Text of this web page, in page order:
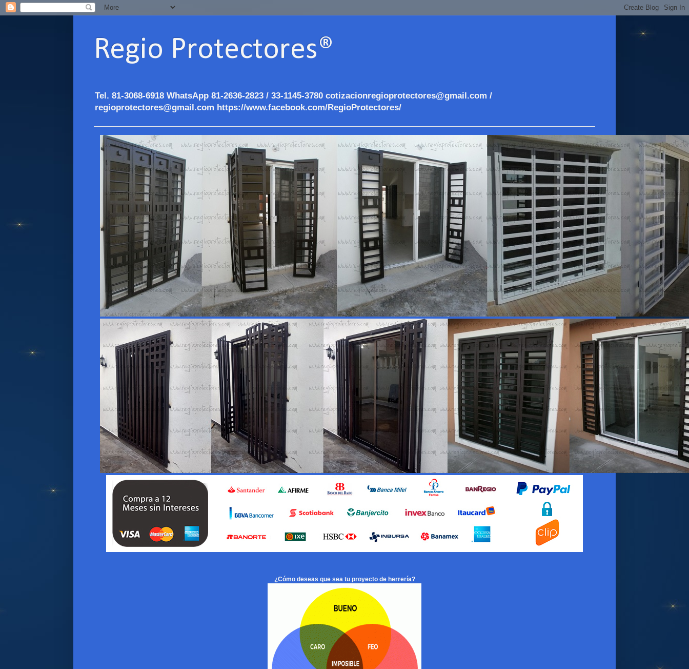
Regio Protectores®
Tel. 81-3068-6918 WhatsApp 81-2636-2823 / 33-1145-3780 cotizacionregioprotectores@gmail.com /
regioprotectores@gmail.com https://www.facebook.com/RegioProtectores/
¿Cómo deseas que sea tu proyecto de herrería?